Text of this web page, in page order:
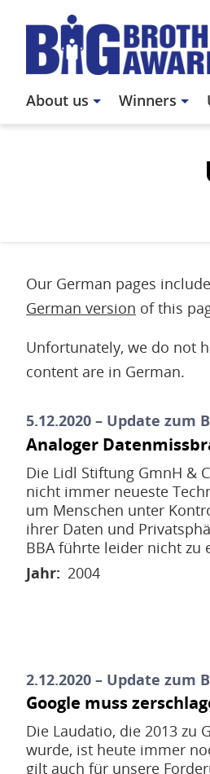
content
Main
navigation
About us Winners
Our German pages
German version of this
Unfortunately, we do not
content are in German.
5.12.2020 – Update zum
Analoger
Die Lidl Stiftung GmnH &
nicht immer neueste
um Menschen unter
ihrer Daten und
BBA führte leider nicht zu
Jahr
2004
2.12.2020 – Update zum
Google muss
Die Laudatio, die 2013 zu
wurde, ist heute immer
gilt auch für unsere